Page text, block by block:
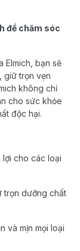
để chăm sóc
Elmich, bạn sẽ
giữ trọn vẹn
không chỉ
cho sức khỏe
độc hại.
lợi cho các loại
trọn dưỡng chất
và mịn mọi loại